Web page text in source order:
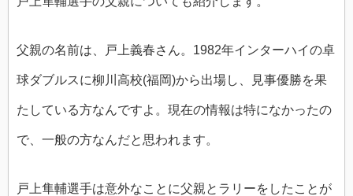
父親の名前は、戸上義春さん。1982年インターハイの卓
球ダブルスに柳川高校(福岡)から出場し、見事優勝を果
たしている方なんですよ。現在の情報は特になかったの
で、一般の方なんだと思われます。
戸上隼輔選手は意外なことに父親とラリーをしたことが